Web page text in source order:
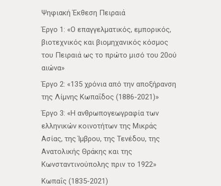
Ψηφιακή Έκθεση Πειραιά
Έργο 1: «Ο επαγγελματικός, εμπορικός,
βιοτεχνικός και βιομηχανικός κόσμος
του Πειραιά ως το πρώτο μισό του 20ού
αιώνα»
Έργο 2: «135 χρόνια από την αποξήρανση
της Λίμνης Κωπαΐδος (1886-2021)»
Έργο 3: «Η ανθρωπογεωγραφία των
ελληνικών κοινοτήτων της Μικράς
Ασίας, της Ίμβρου, της Τενέδου, της
Ανατολικής Θράκης και της
Κωνσταντινούπολης πριν το 1922»
Κωπαΐς (1835-2021)